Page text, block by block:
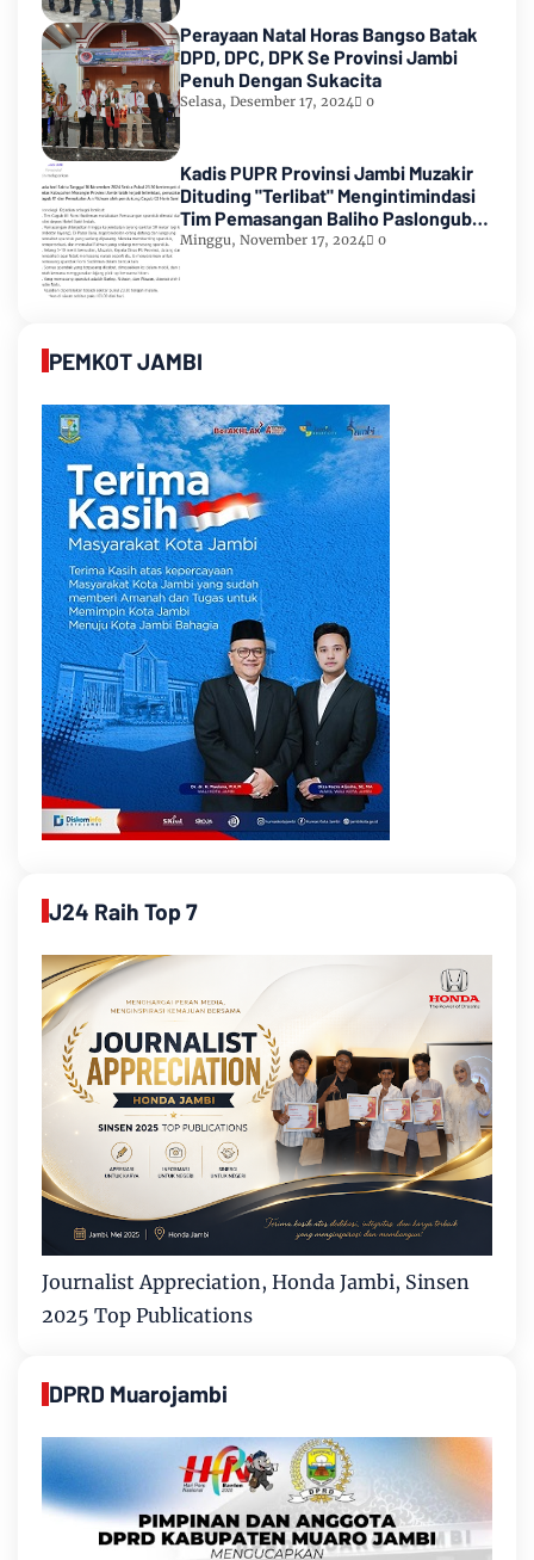
Perayaan Natal Horas Bangso Batak
DPD, DPC, DPK Se Provinsi Jambi
Penuh Dengan Sukacita
Selasa, Desember 17, 2024 0
Kadis PUPR Provinsi Jambi Muzakir
Dituding "Terlibat" Mengintimindasi
Tim Pemasangan Baliho Paslongub
Romi-Sudirman
Minggu, November 17, 2024 0
PEMKOT JAMBI
J24 Raih Top 7
Journalist Appreciation, Honda Jambi, Sinsen
2025 Top Publications
DPRD Muarojambi